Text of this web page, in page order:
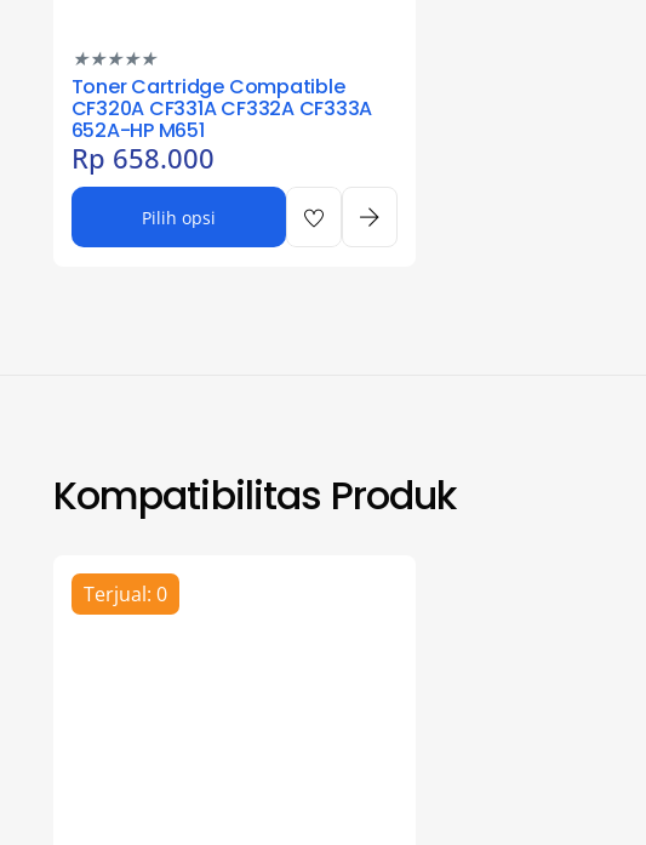
★★★★★
Toner Cartridge Compatible
CF320A CF331A CF332A CF333A
652A-HP M651
Rp 658.000
Pilih opsi
Kompatibilitas Produk
Terjual: 0